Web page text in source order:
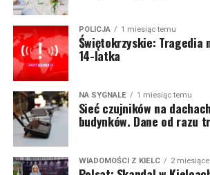
POLICJA 1 miesiąc temu
Świętokrzyskie: Tragedia
14-latka
NA SYGNALE 1 miesiąc temu
Sieć czujników na
budynków. Dane od razu
WIADOMOŚCI Z KIELC 2